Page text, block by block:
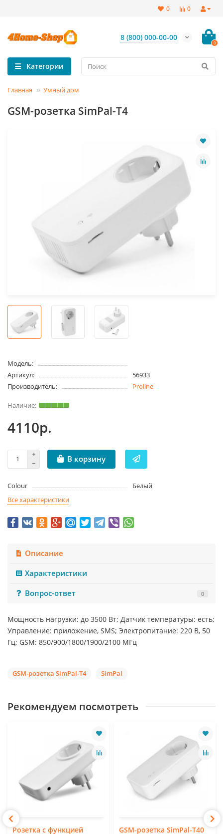
0
0
8 (800) 000-00-00
0
Категории
Главная Умный дом
GSM-розетка SimPal-T4
Модель:
Артикул:
56933
Производитель:
Proline
4110р.
В корзину
Colour
Белый
Все характеристики
Описание
Характеристики
Вопрос-ответ
0
Мощность нагрузки: до 3500 Вт; Датчик температуры: есть;
Управление: приложение, SMS; Электропитание: 220 В, 50
Гц; GSM: 850/900/1800/1900/2100 МГц
GSM-розетка SimPal-T4 SimPal
Рекомендуем посмотреть
Розетка с функцией
GSM-розетка SimPal-T40